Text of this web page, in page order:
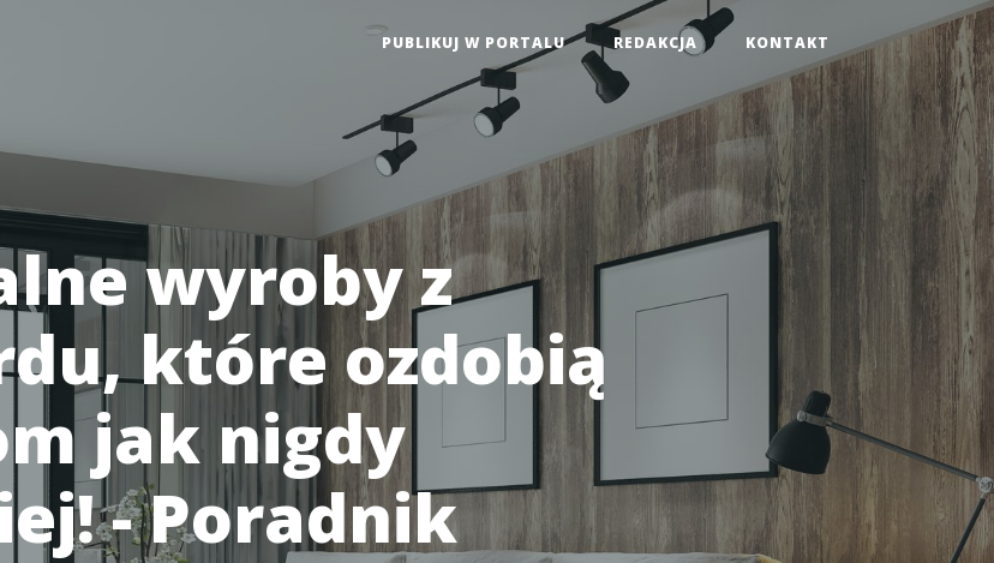
PUBLIKUJ W PORTALU REDAKCJA KONTAKT
wyroby z
które ozdobią
jak nigdy
- Poradnik